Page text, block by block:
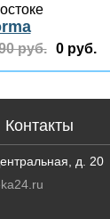
руб. 0 руб.
Контакты
д. 20